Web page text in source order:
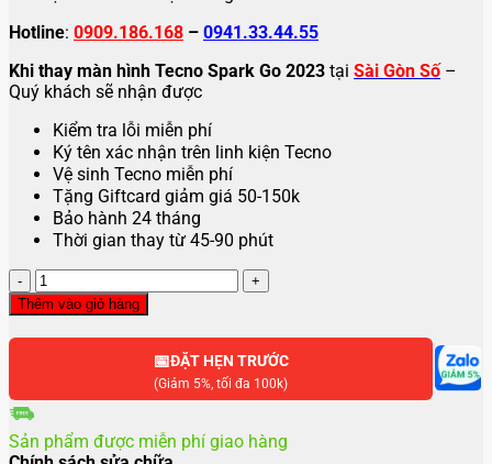
Hotline: 0909.186.168 – 0941.33.44.55
Khi thay màn hình Tecno Spark Go 2023 tại Sài Gòn Số–
Quý khách sẽ nhận được
Kiểm tra lỗi miễn phí
Ký tên xác nhận trên linh kiện Tecno
Vệ sinh Tecno miễn phí
Tặng Giftcard giảm giá 50-150k
Bảo hành 24 tháng
Thời gian thay từ 45-90 phút
Thay
màn
hình
Tecno
2023
lượng
Thêm vào giỏ hàng
📅ĐẶT HẸN TRƯỚC
(Giảm 5%, tối đa 100k)
Sản phẩm được miễn phí giao hàng